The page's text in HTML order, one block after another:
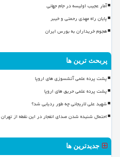
آمار عجیب اولیسه در جام جهانی
پایان راه مهدی رحمتی و خیبر
هجوم خریداران به بورس ایران
پربحث ترین ها
پشت پرده علمی آتشسوزی های اروپا
پشت پرده علمی حریق های اروپا
شهید علی لاریجانی چه طور ردیابی شد؟
احتمال شنیده شدن صدای انفجار در این نقطه از تهران
جدیدترین ها